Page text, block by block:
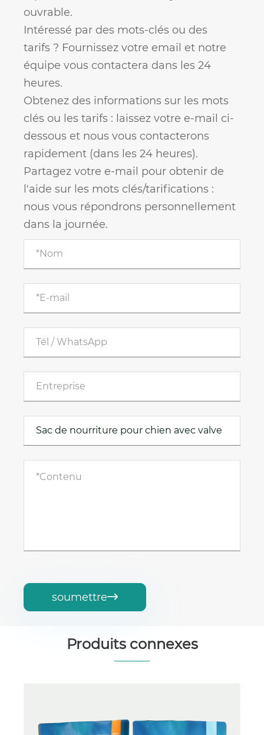
ouvrable.
Intéressé par des mots-clés ou des
tarifs ? Fournissez votre email et notre
équipe vous contactera dans les 24
heures.
Obtenez des informations sur les mots
clés ou les tarifs : laissez votre e-mail ci-
dessous et nous vous contacterons
rapidement (dans les 24 heures).
Partagez votre e-mail pour obtenir de
l'aide sur les mots clés/tarifications :
nous vous répondrons personnellement
dans la journée.
soumettre
Produits connexes